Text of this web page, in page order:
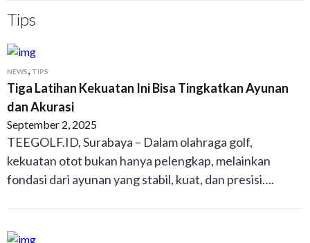
Tips
NEWS TIPS
Tiga Latihan Kekuatan Ini Bisa Tingkatkan Ayunan
dan Akurasi
September 2, 2025
TEEGOLF.ID, Surabaya – Dalam olahraga golf,
kekuatan otot bukan hanya pelengkap, melainkan
fondasi dari ayunan yang stabil, kuat, dan presisi….